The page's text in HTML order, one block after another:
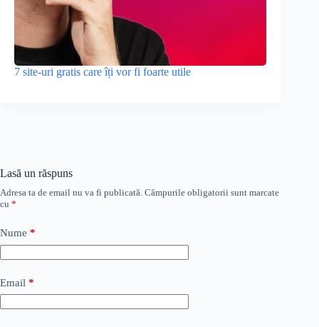
7 site-uri gratis care îți vor fi foarte utile
Lasă un răspuns
Adresa ta de email nu va fi publicată. Câmpurile obligatorii sunt marcate
cu *
Nume *
Email *